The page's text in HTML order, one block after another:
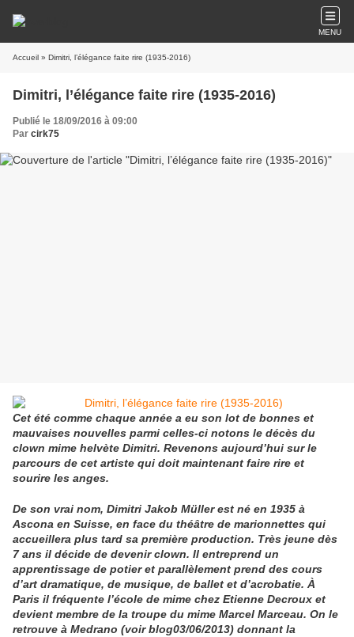
MENU
Accueil » Dimitri, l’élégance faite rire (1935-2016)
Dimitri, l’élégance faite rire (1935-2016)
Publié le 18/09/2016 à 09:00
Par cirk75
Cet été comme chaque année a eu son lot de bonnes et
mauvaises nouvelles parmi celles-ci notons le décès du
clown mime helvète Dimitri. Revenons aujourd’hui sur le
parcours de cet artiste qui doit maintenant faire rire et
sourire les anges.
De son vrai nom, Dimitri Jakob Müller est né en 1935 à
Ascona en Suisse, en face du théâtre de marionnettes qui
accueillera plus tard sa première production. Très jeune dès
7 ans il décide de devenir clown. Il entreprend un
apprentissage de potier et parallèlement prend des cours
d’art dramatique, de musique, de ballet et d’acrobatie. À
Paris il fréquente l’école de mime chez Etienne Decroux et
devient membre de la troupe du mime Marcel Marceau. On le
retrouve à Medrano (voir blog03/06/2013) donnant la